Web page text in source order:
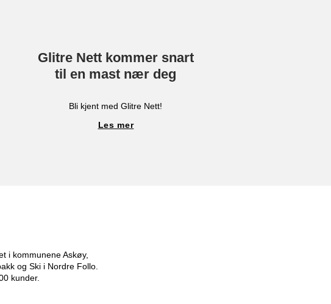
Glitre Nett kommer snart
til en mast nær deg
Bli kjent med Glitre Nett!
Les mer
i kommunene Askøy,
og Ski i Nordre Follo.
kunder.